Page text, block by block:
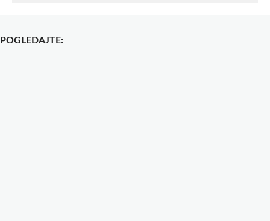
POGLEDAJTE: